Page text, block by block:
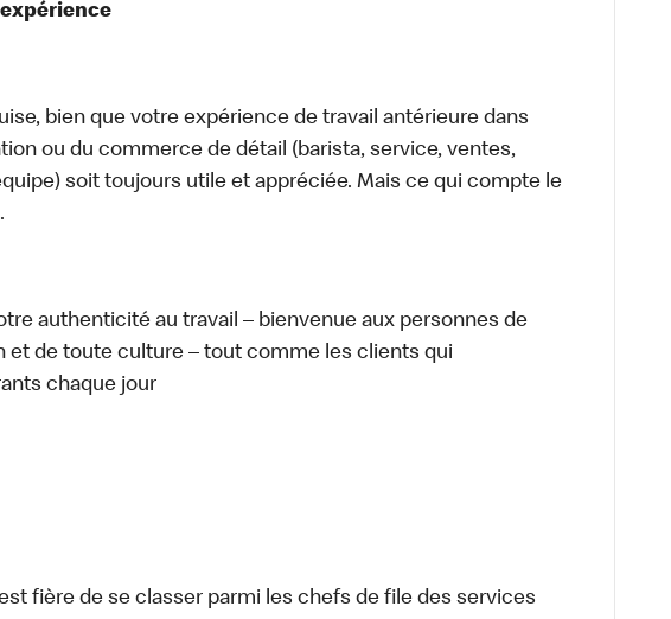
bien que votre expérience de travail antérieure dans
ou du commerce de détail (barista, service, ventes,
soit toujours utile et appréciée. Mais ce qui compte le
authenticité au travail – bienvenue aux personnes de
et de toute culture – tout comme les clients qui
chaque jour
fière de se classer parmi les chefs de file des services